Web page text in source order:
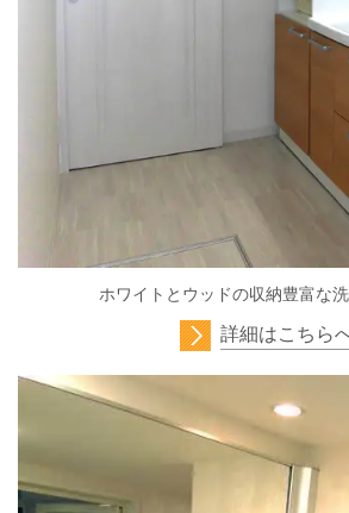
ホワイトとウッドの収納豊
詳細はこちら